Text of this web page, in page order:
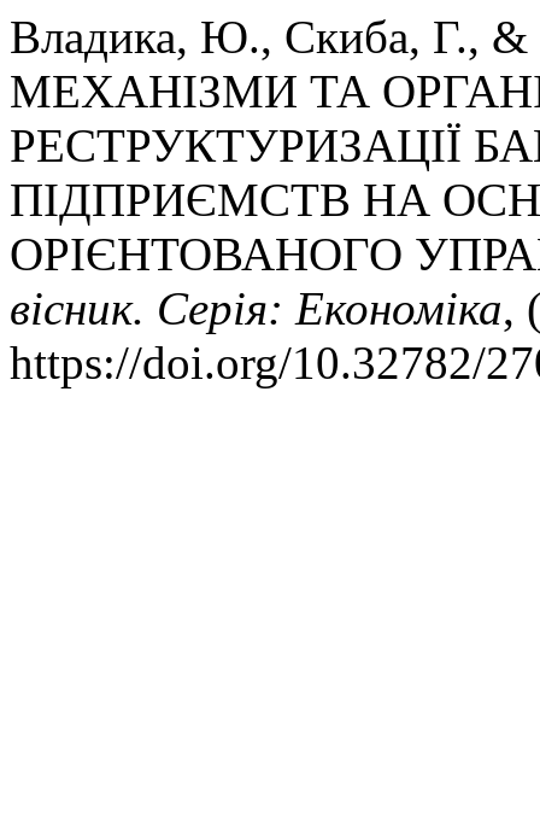
Владика, Ю., Скиба, Г., &
МЕХАНІЗМИ ТА
РЕСТРУКТУРИЗАЦІЇ
ПІДПРИЄМСТВ НА
ОРІЄНТОВАНОГО
вісник. Серія: Економіка,
https://doi.org/10.32782/